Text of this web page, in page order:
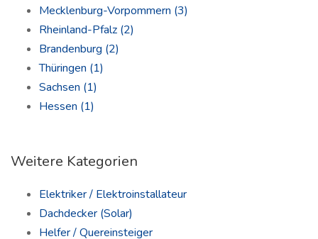
Mecklenburg-Vorpommern (3)
Rheinland-Pfalz (2)
Brandenburg (2)
Thüringen (1)
Sachsen (1)
Hessen (1)
Weitere Kategorien
Elektriker / Elektroinstallateur
Dachdecker (Solar)
Helfer / Quereinsteiger